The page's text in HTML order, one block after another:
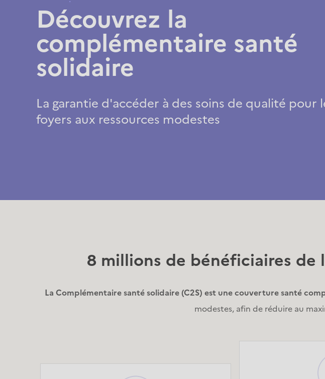
Découvrez la
complémentaire santé
solidaire
La garantie d'accéder à des soins de qualité pour
foyers aux ressources modestes
8 millions de bénéficiaires de
La Complémentaire santé solidaire (C2S) est une couverture santé
modestes, afin de réduire au